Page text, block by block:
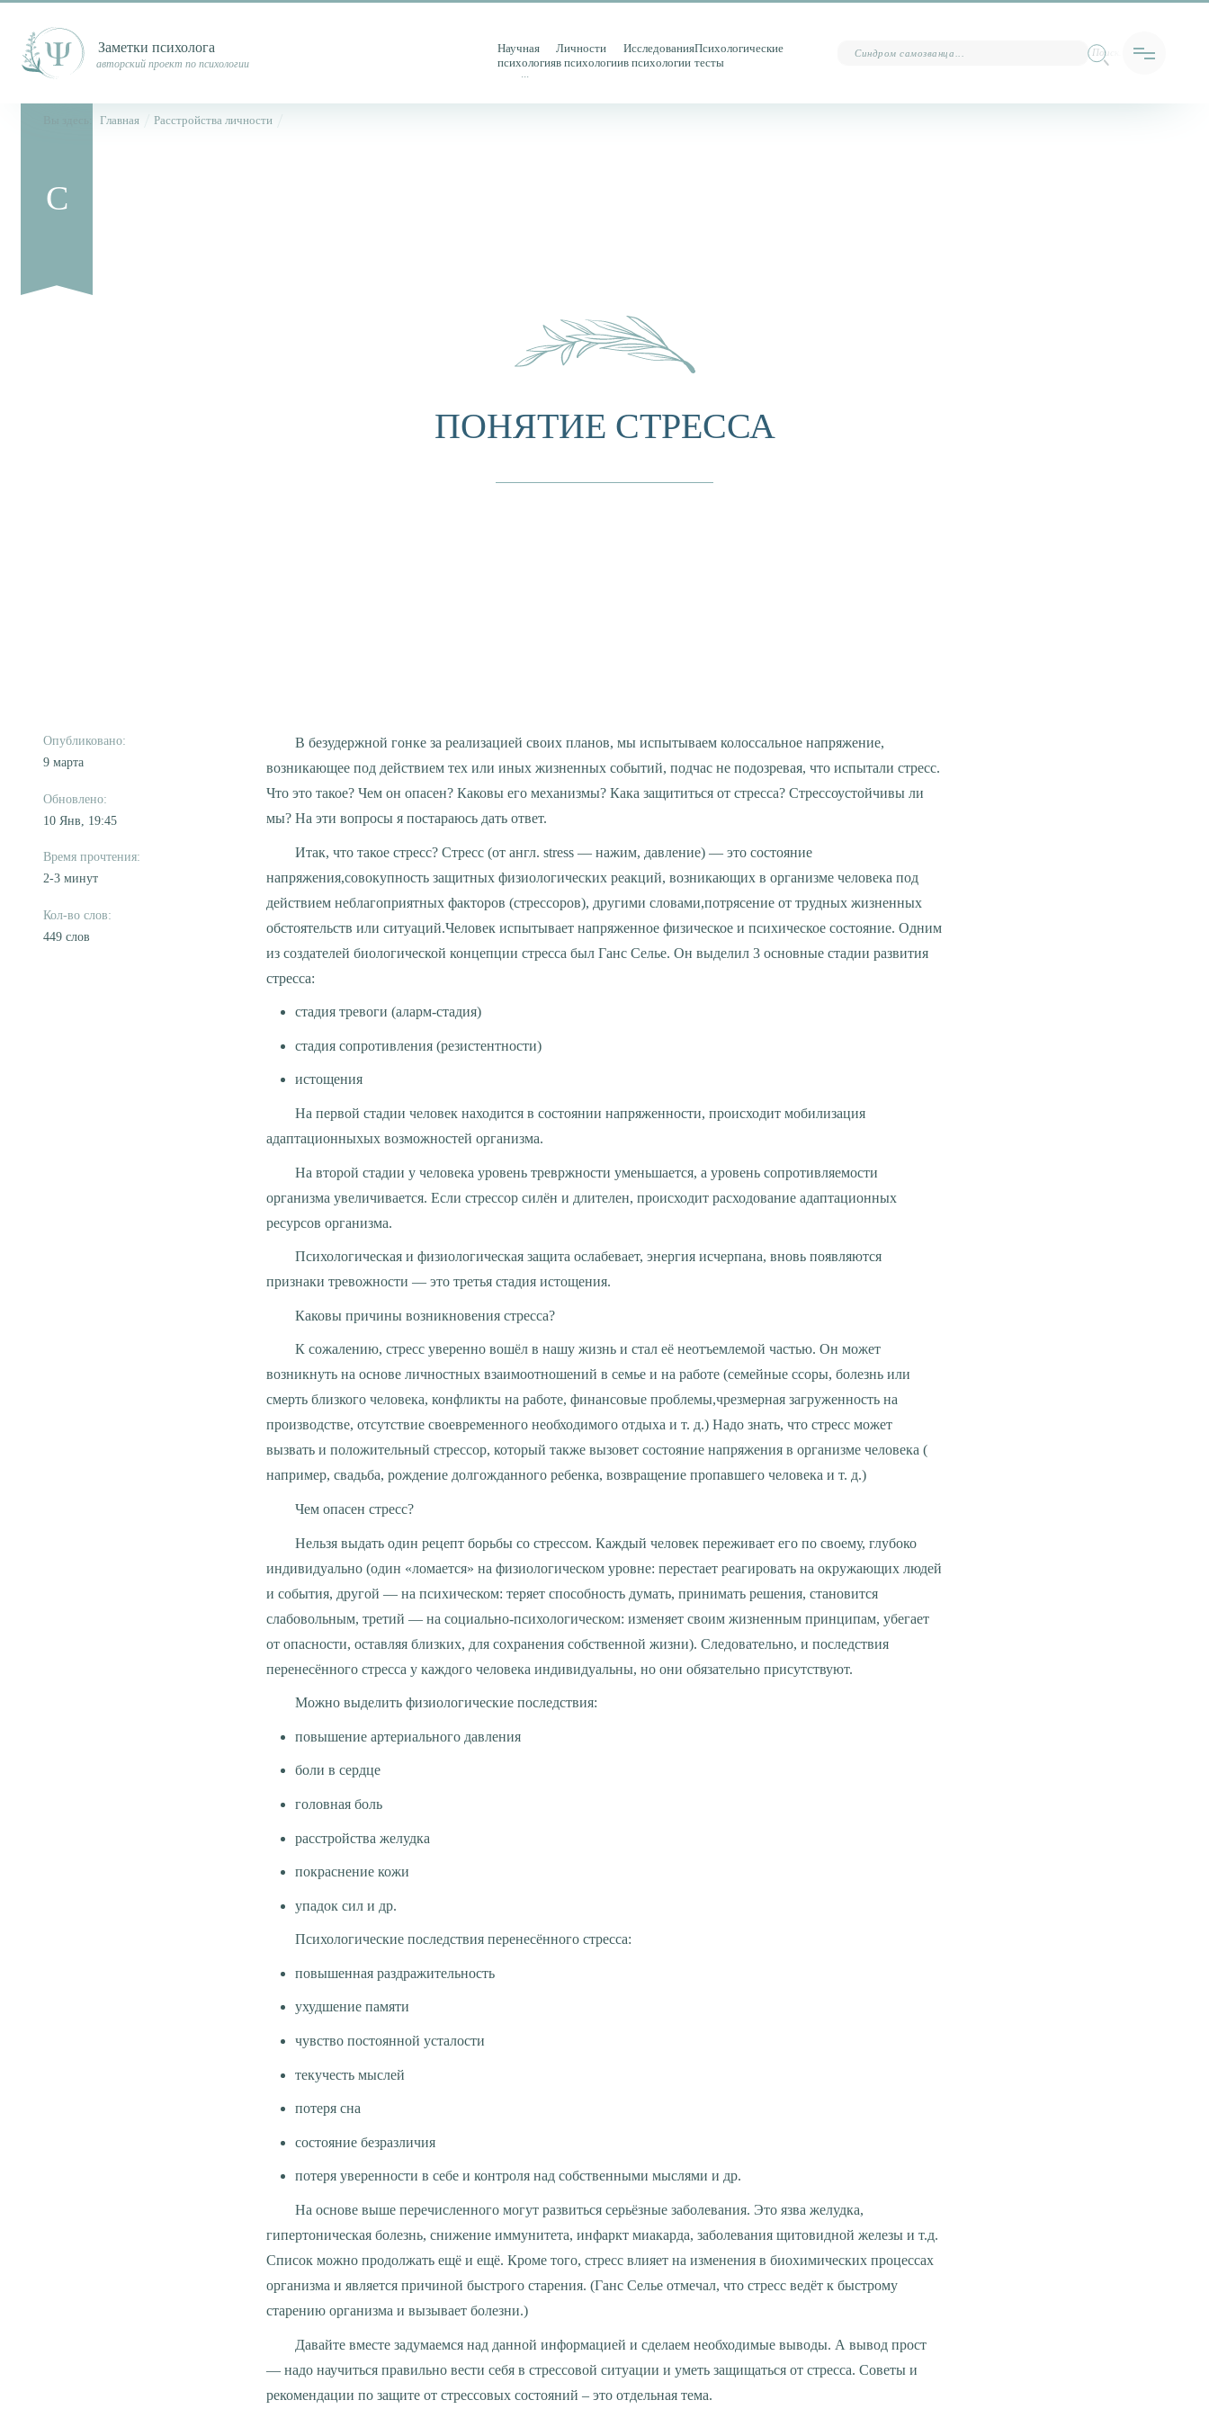
Главная Расстройства личности
ПОНЯТИЕ СТРЕССА
9 марта
10 Янв, 19:45
2-3 минут
449 слов
В безудержной гонке за реализацией своих планов, мы испытываем колоссальное напряжение,
возникающее под действием тех или иных жизненных событий, подчас не подозревая, что испытали стресс.
Что это такое? Чем он опасен? Каковы его механизмы? Кака защититься от стресса? Стрессоустойчивы ли
мы? На эти вопросы я постараюсь дать ответ.
Итак, что такое стресс? Стресс (от англ. stress — нажим, давление) — это состояние
напряжения,совокупность защитных физиологических реакций, возникающих в организме человека под
действием неблагоприятных факторов (стрессоров), другими словами,потрясение от трудных жизненных
обстоятельств или ситуаций.Человек испытывает напряженное физическое и психическое состояние. Одним
из создателей биологической концепции стресса был Ганс Селье. Он выделил 3 основные стадии развития
стресса:
стадия тревоги (аларм-стадия)
стадия сопротивления (резистентности)
истощения
На первой стадии человек находится в состоянии напряженности, происходит мобилизация
адаптационныхых возможностей организма.
На второй стадии у человека уровень тревржности уменьшается, а уровень сопротивляемости
организма увеличивается. Если стрессор силён и длителен, происходит расходование адаптационных
ресурсов организма.
Психологическая и физиологическая защита ослабевает, энергия исчерпана, вновь появляются
признаки тревожности — это третья стадия истощения.
Каковы причины возникновения стресса?
К сожалению, стресс уверенно вошёл в нашу жизнь и стал её неотъемлемой частью. Он может
возникнуть на основе личностных взаимоотношений в семье и на работе (семейные ссоры, болезнь или
смерть близкого человека, конфликты на работе, финансовые проблемы,чрезмерная загруженность на
производстве, отсутствие своевременного необходимого отдыха и т. д.) Надо знать, что стресс может
вызвать и положительный стрессор, который также вызовет состояние напряжения в организме человека (
например, свадьба, рождение долгожданного ребенка, возвращение пропавшего человека и т. д.)
Чем опасен стресс?
Нельзя выдать один рецепт борьбы со стрессом. Каждый человек переживает его по своему, глубоко
индивидуально (один «ломается» на физиологическом уровне: перестает реагировать на окружающих людей
и события, другой — на психическом: теряет способность думать, принимать решения, становится
слабовольным, третий — на социально-психологическом: изменяет своим жизненным принципам, убегает
от опасности, оставляя близких, для сохранения собственной жизни). Следовательно, и последствия
перенесённого стресса у каждого человека индивидуальны, но они обязательно присутствуют.
Можно выделить физиологические последствия:
повышение артериального давления
боли в сердце
головная боль
расстройства желудка
покраснение кожи
упадок сил и др.
Психологические последствия перенесённого стресса:
повышенная раздражительность
ухудшение памяти
чувство постоянной усталости
текучесть мыслей
потеря сна
состояние безразличия
потеря уверенности в себе и контроля над собственными мыслями и др.
На основе выше перечисленного могут развиться серьёзные заболевания. Это язва желудка,
гипертоническая болезнь, снижение иммунитета, инфаркт миакарда, заболевания щитовидной железы и т.д.
Список можно продолжать ещё и ещё. Кроме того, стресс влияет на изменения в биохимических процессах
организма и является причиной быстрого старения. (Ганс Селье отмечал, что стресс ведёт к быстрому
старению организма и вызывает болезни.)
Давайте вместе задумаемся над данной информацией и сделаем необходимые выводы. А вывод прост
— надо научиться правильно вести себя в стрессовой ситуации и уметь защищаться от стресса. Советы и
рекомендации по защите от стрессовых состояний – это отдельная тема.
Заметки психолога
авторский проект по психологии
Научная
психология
Личности
в психологии
Исследования
в психологии
Психологические
тесты
Поиск…